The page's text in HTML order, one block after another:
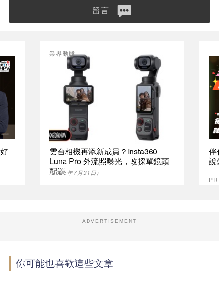
留言
雲台相機再添新成員？Insta360
Luna Pro 外流照曝光，改採單鏡頭
配置
業界動態
(2026年7月31日)
伴
說
ADVERTISEMENT
你可能也喜歡這些文章